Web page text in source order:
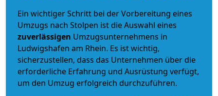
Ein wichtiger Schritt bei der Vorbereitung eines
Umzugs nach Stolpen ist die Auswahl eines
zuverlässigen Umzugsunternehmens in
Ludwigshafen am Rhein. Es ist wichtig,
sicherzustellen, dass das Unternehmen über die
erforderliche Erfahrung und Ausrüstung verfügt,
um den Umzug erfolgreich durchzuführen.